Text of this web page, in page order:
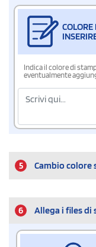
Indica il colore di
eventualmente
5 Cambio colore
6 Allega i files di